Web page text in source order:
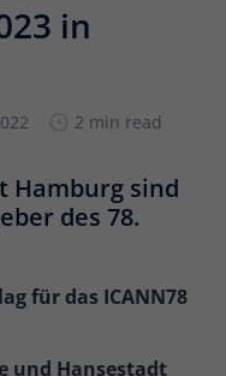
in
2 min read
Hamburg sind
des 78.
für das ICANN78
und Hansestadt
des
verwendet wurde